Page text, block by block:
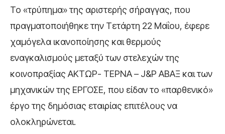
Το «τρύπημα» της αριστερής σήραγγας, που
πραγματοποιήθηκε την Τετάρτη 22 Μαΐου, έφερε
χαμόγελα ικανοποίησης και θερμούς
εναγκαλισμούς μεταξύ των στελεχών της
κοινοπραξίας ΑΚΤΩΡ- ΤΕΡΝΑ – J&P ΑΒΑΞ και των
μηχανικών της ΕΡΓΟΣΕ, που είδαν το «παρθενικό»
έργο της δημόσιας εταιρίας επιτέλους να
ολοκληρώνεται.